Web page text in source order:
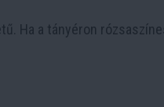
Ha a tányéron